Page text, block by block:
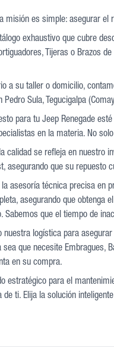
misión es simple: asegurar
exhaustivo que cubre
Tijeras o Brazos
a su taller o domicilio,
Sula, Tegucigalpa
para tu Jeep Renegade
en la materia. No
calidad se refleja en nuestro
asegurando que su repuesto
asesoría técnica precisa en
asegurando que
Sabemos que el tiempo de
nuestra logística para
sea que necesite
en su compra.
estratégico para el
ti. Elija la solución